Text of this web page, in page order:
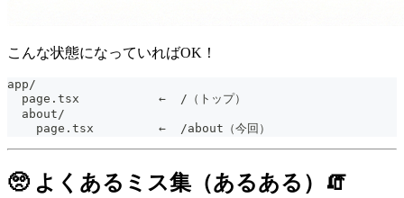
こんな状態になっていればOK！
app/
  page.tsx           ←  /（トップ）
  about/
    page.tsx         ←  /about（今回）
🥺 よくあるミス集（あるある）🧯